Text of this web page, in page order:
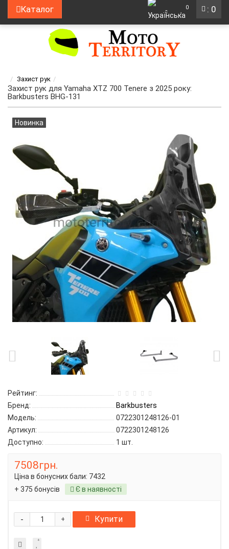
: 0
Каталог 0
Захист рук
Захист рук для Yamaha XTZ 700 Tenere з 2025 року:
Barkbusters BHG-131
Новинка
Рейтинг:
Бренд:
Barkbusters
Модель:
0722301248126-01
Артикул:
0722301248126
Доступно:
1 шт.
7508грн.
Ціна в бонусних бали: 7432
+ 375 бонусів
Є в наявності
+
- Купити